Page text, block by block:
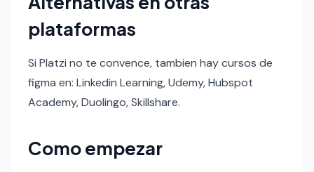
plataformas
Si Platzi no te convence, tambien hay cursos de
figma en: Linkedin Learning, Udemy, Hubspot
Academy, Duolingo, Skillshare.
Como empezar